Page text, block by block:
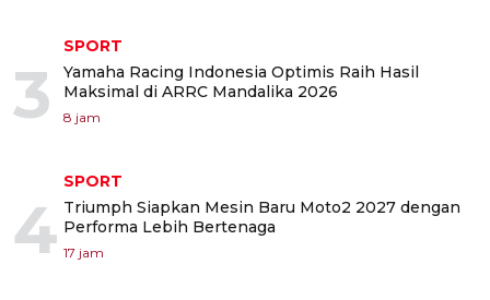
3
SPORT
Yamaha Racing Indonesia Optimis Raih Hasil
Maksimal di ARRC Mandalika 2026
8 jam
4
SPORT
Triumph Siapkan Mesin Baru Moto2 2027 dengan
Performa Lebih Bertenaga
17 jam